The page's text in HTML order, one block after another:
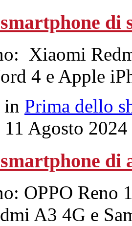
di
Xiaomi
4 e Apple
in Prima dello
Agosto
di
OPPO
A3 4G e